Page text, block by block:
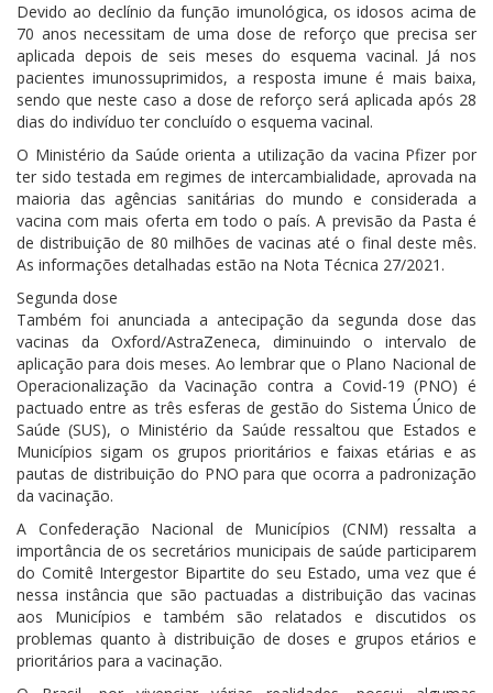
Devido ao declínio da função imunológica, os idosos acima de
70 anos necessitam de uma dose de reforço que precisa ser
aplicada depois de seis meses do esquema vacinal. Já nos
pacientes imunossuprimidos, a resposta imune é mais baixa,
sendo que neste caso a dose de reforço será aplicada após 28
dias do indivíduo ter concluído o esquema vacinal.
O Ministério da Saúde orienta a utilização da vacina Pfizer por
ter sido testada em regimes de intercambialidade, aprovada na
maioria das agências sanitárias do mundo e considerada a
vacina com mais oferta em todo o país. A previsão da Pasta é
de distribuição de 80 milhões de vacinas até o final deste mês.
As informações detalhadas estão na Nota Técnica 27/2021.
Segunda dose
Também foi anunciada a antecipação da segunda dose das
vacinas da Oxford/AstraZeneca, diminuindo o intervalo de
aplicação para dois meses. Ao lembrar que o Plano Nacional de
Operacionalização da Vacinação contra a Covid-19 (PNO) é
pactuado entre as três esferas de gestão do Sistema Único de
Saúde (SUS), o Ministério da Saúde ressaltou que Estados e
Municípios sigam os grupos prioritários e faixas etárias e as
pautas de distribuição do PNO para que ocorra a padronização
da vacinação.
A Confederação Nacional de Municípios (CNM) ressalta a
importância de os secretários municipais de saúde participarem
do Comitê Intergestor Bipartite do seu Estado, uma vez que é
nessa instância que são pactuadas a distribuição das vacinas
aos Municípios e também são relatados e discutidos os
problemas quanto à distribuição de doses e grupos etários e
prioritários para a vacinação.